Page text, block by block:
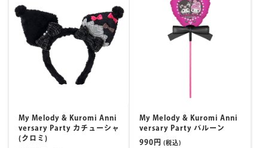
My Melody & Kuromi Anni
versary Party カチューシャ
(クロミ)
My Melody & Kuromi Anni
versary Party バルーン
990円 (税込)